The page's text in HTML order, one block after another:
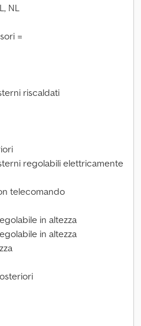
NL
=
riscaldati
regolabili elettricamente
telecomando
in altezza
in altezza